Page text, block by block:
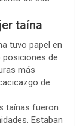
taína
tuvo papel en
de
más
de
taínas fueron
Estaban